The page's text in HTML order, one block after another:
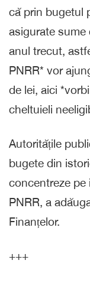
că prin bugetul
asigurate sume
anul trecut,
PNRR* vor
de lei, aici
cheltuieli
Autoritățile
bugete din
concentreze pe
PNRR, a
Finanțelor.
+++